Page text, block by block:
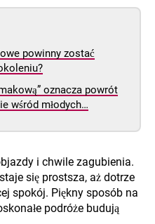
powinny zostać
oznacza powrót
wśród młodych…
i chwile zagubienia.
się prostsza, aż dotrze
spokój. Piękny sposób na
podróże budują